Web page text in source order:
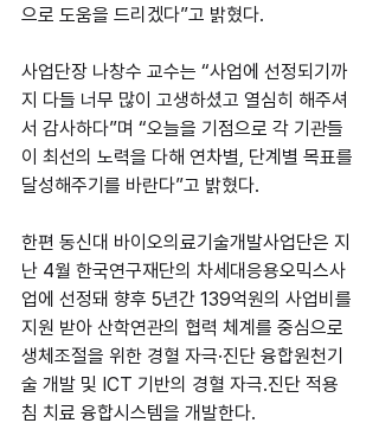
으로 도움을 드리겠다”고 밝혔다.
사업단장 나창수 교수는 “사업에 선정되기까
지 다들 너무 많이 고생하셨고 열심히 해주셔
서 감사하다”며 “오늘을 기점으로 각 기관들
이 최선의 노력을 다해 연차별, 단계별 목표를
달성해주기를 바란다”고 밝혔다.
한편 동신대 바이오의료기술개발사업단은 지
난 4월 한국연구재단의 차세대응용오믹스사
업에 선정돼 향후 5년간 139억원의 사업비를
지원 받아 산학연관의 협력 체계를 중심으로
생체조절을 위한 경혈 자극·진단 융합원천기
술 개발 및 ICT 기반의 경혈 자극․진단 적용
침 치료 융합시스템을 개발한다.